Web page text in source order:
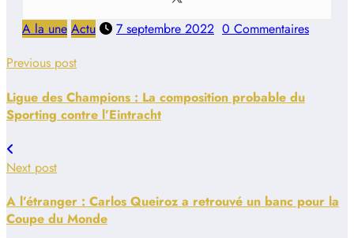
A la une Actu 7 septembre 2022 0 Commentaires
Previous post
Ligue des Champions : La composition probable du
Sporting contre l’Eintracht
Next post
A l’étranger : Carlos Queiroz a retrouvé un banc pour la
Coupe du Monde